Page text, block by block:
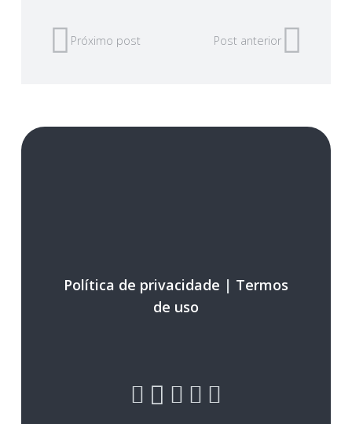
Próximo post Post anterior
Política de privacidade | Termos
de uso